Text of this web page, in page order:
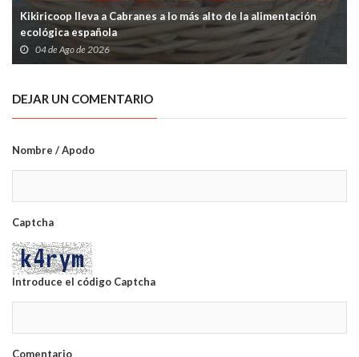
Kikiricoop lleva a Cabranes a lo más alto de la alimentación
ecológica española
04 de Ago de 2026
DEJAR UN COMENTARIO
Nombre / Apodo
Captcha
Introduce el código Captcha
Comentario